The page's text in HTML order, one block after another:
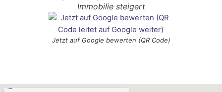
Jetzt auf Google bewerten (QR Code)
Immobilie steigert